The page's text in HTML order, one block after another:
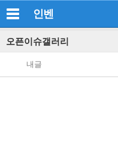
인벤
오픈이슈갤러리
내글